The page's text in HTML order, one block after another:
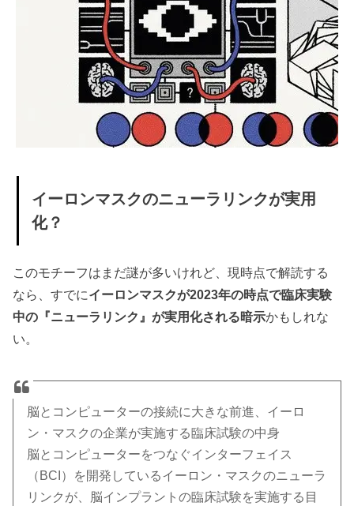
イーロンマスクのニューラリンクが実用
化？
このモチーフはまだ謎が多いけれど、現時点で解読する
なら、すでにイーロンマスクが2023年の時点で臨床実験
中の『ニューラリンク』が実用化される暗示かもしれな
い。
脳とコンピューターの接続に大きな前進、イーロ
ン・マスクの企業が実施する臨床試験の中身
脳とコンピューターをつなぐインターフェイス
（BCI）を開発しているイーロン・マスクのニューラ
リンクが、脳インプラントの臨床試験を実施する目